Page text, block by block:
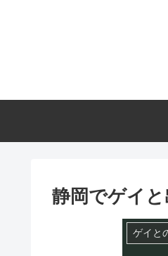
静岡でゲイ
ゲイと